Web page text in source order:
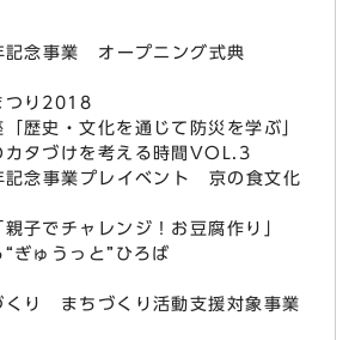
記念事業 オープニング式典
つり2018
「歴史・文化を通じて防災を学ぶ」
カタづけを考える時間VOL.3
記念事業プレイベント 京の食文化
親子でチャレンジ！お豆腐作り」
“ぎゅうっと”ひろば
くり まちづくり活動支援対象事業